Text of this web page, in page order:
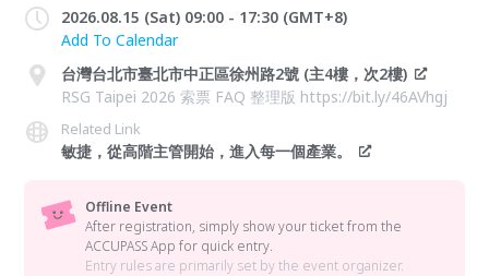
2026.08.15 (Sat) 09:00 - 17:30 (GMT+8)
Add To Calendar
台灣台北市臺北市中正區徐州路2號 (主4樓，次2樓)
RSG Taipei 2026 索票 FAQ 整理版 https://bit.ly/46AVhgj
Related Link
敏捷，從高階主管開始，進入每一個產業。
Offline Event
After registration, simply show your ticket from the
ACCUPASS App for quick entry.
Entry rules are primarily set by the event organizer.